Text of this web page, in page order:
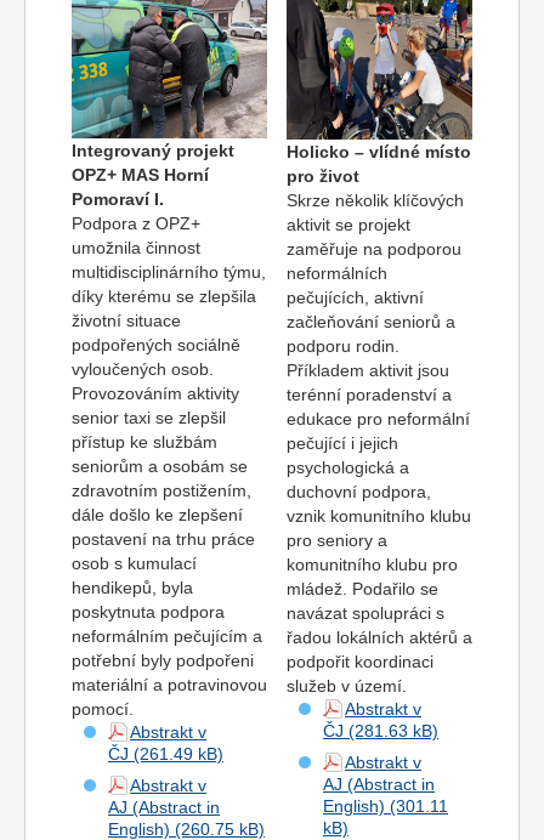
Integrovaný projekt
OPZ+ MAS Horní
Pomoraví I.
Podpora z OPZ+
umožnila činnost
multidisciplinárního týmu,
díky kterému se zlepšila
životní situace
podpořených sociálně
vyloučených osob.
Provozováním aktivity
senior taxi se zlepšil
přístup ke službám
seniorům a osobám se
zdravotním postižením,
dále došlo ke zlepšení
postavení na trhu práce
osob s kumulací
hendikepů, byla
poskytnuta podpora
neformálním pečujícím a
potřební byly podpořeni
materiální a potravinovou
pomocí.
Abstrakt v
ČJ
Abstrakt v
AJ (Abstract in
English)
Holicko – vlídné místo
pro život
Skrze několik klíčových
aktivit se projekt
zaměřuje na podporou
neformálních
pečujících, aktivní
začleňování seniorů a
podporu rodin.
Příkladem aktivit jsou
terénní poradenství a
edukace pro neformální
pečující i jejich
psychologická a
duchovní podpora,
vznik komunitního klubu
pro seniory a
komunitního klubu pro
mládež. Podařilo se
navázat spolupráci s
řadou lokálních aktérů a
podpořit koordinaci
služeb v území.
Abstrakt v
ČJ
Abstrakt v
AJ (Abstract in
English)